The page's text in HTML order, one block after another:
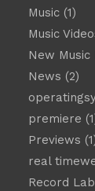
Music(1)
Music
New Music
News (2)
premiere
Previews
real
Record